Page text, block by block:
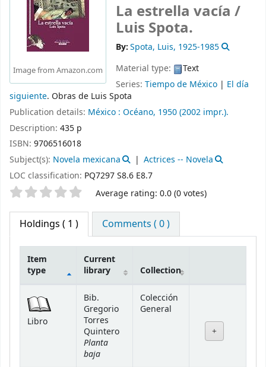
Image from Amazon.com
La estrella vacía /
Luis Spota.
By:Spota, Luis, 1925-1985
Material type:
Text
Series: Tiempo de México | El día
siguiente. Obras de Luis Spota
Publication details: México : Océano, 1950 (2002 impr.).
Description: 435 p
ISBN: 9706516018
Subject(s): Novela mexicana
Actrices -- Novela
LOC classification: PQ7297 S8.6 E8.7
Star ratings Average rating: 0.0 (0 votes)
Holdings ( 1 ) Comments ( 0 )
Item
type
Current
library
Collection
Libro
Bib.
Gregorio
Torres
Quintero
Planta
baja
Colección
General